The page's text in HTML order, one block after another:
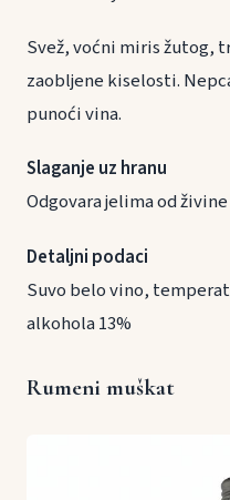
Svež, voćni miris žutog,
zaobljene kiselosti.
punoći vina.
Slaganje uz hranu
Odgovara jelima od
Detaljni podaci
Suvo belo vino,
alkohola 13%
Rumeni muškat